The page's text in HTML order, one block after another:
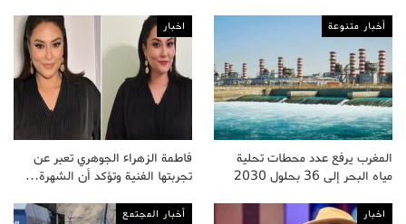
أخبار متنوعة
المغرب يرفع عدد محطات تحلية
مياه البحر إلى 36 بحلول 2030
اخبار
فاطمة الزهراء الجوهري تعبر عن
تجربتها الفنية وتؤكد أن الشهرة…
اخبار أخبار المجتمع